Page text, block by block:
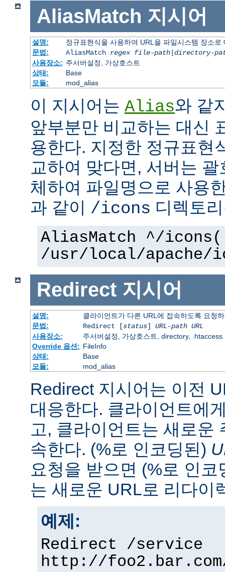
AliasMatch 지시어
설명:
정규표현식을 사용하여 URL을 파일시스템 장소로
문법:
AliasMatch regex file-path| directory-
사용장소: 주서버설정, 가상호스트
상태:
Base
모듈:
mod_alias
이 지시어는 Alias와 같
앞부분만 비교하는 대신
용한다. 지정한 정규표현
교하여 맞다면, 서버는
체하여 파일명으로 사용
과 같이 /icons 디렉토
AliasMatch ^/
/usr/local/apache/
Redirect 지시어
설명:
클라이언트가 다른 URL에 접속하도록 요청
문법:
Redirect [status] URL-path URL
사용장소:
주서버설정, 가상호스트, directory, .htaccess
Override 옵션: FileInfo
상태:
Base
모듈:
mod_alias
Redirect 지시어는 이전
대응한다. 클라이언트에
고, 클라이언트는 새로운
속한다. (%로 인코딩된)
요청을 받으면 (%로 인
는 새로운 URL로 리다이
예제:
Redirect /service
http://